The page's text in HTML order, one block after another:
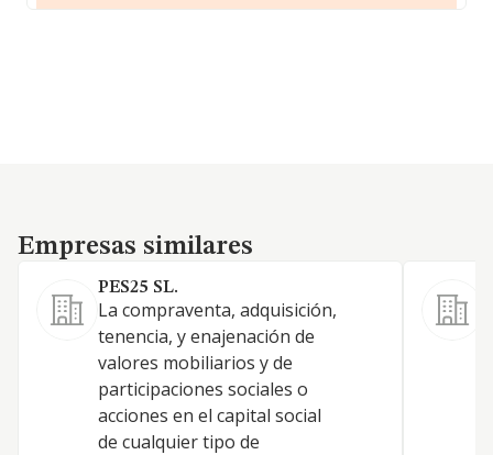
Empresas similares
Empresas similares
PES25 SL.
La compraventa, adquisición,
tenencia, y enajenación de
valores mobiliarios y de
participaciones sociales o
acciones en el capital social
de cualquier tipo de